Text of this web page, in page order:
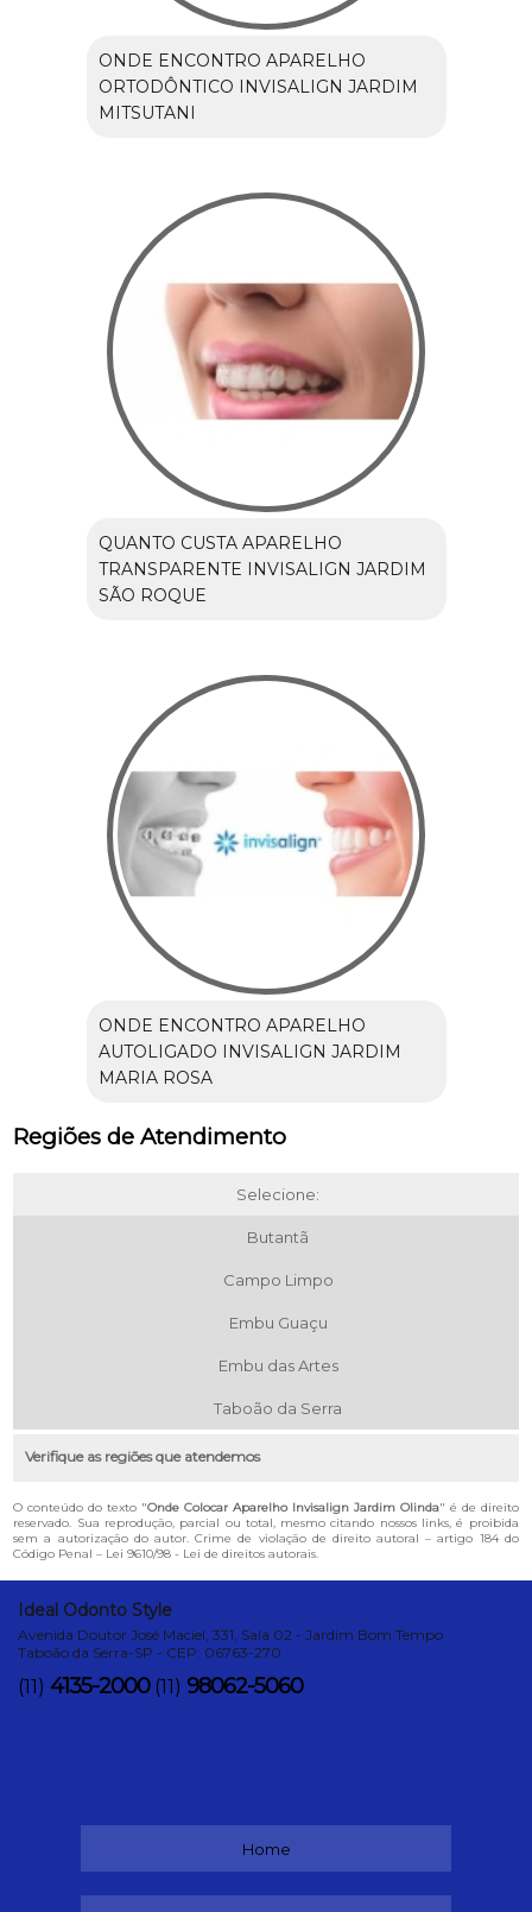
ONDE ENCONTRO APARELHO
ORTODÔNTICO INVISALIGN JARDIM
MITSUTANI
QUANTO CUSTA APARELHO
TRANSPARENTE INVISALIGN JARDIM
SÃO ROQUE
ONDE ENCONTRO APARELHO
AUTOLIGADO INVISALIGN JARDIM
MARIA ROSA
Regiões de Atendimento
Selecione:
Butantã
Campo Limpo
Embu Guaçu
Embu das Artes
Taboão da Serra
Verifique as regiões que atendemos
O conteúdo do texto "Onde Colocar Aparelho Invisalign Jardim Olinda" é de direito
reservado. Sua reprodução, parcial ou total, mesmo citando nossos links, é proibida
sem a autorização do autor. Crime de violação de direito autoral – artigo 184 do
Código Penal – Lei 9610/98 - Lei de direitos autorais
Ideal Odonto Style
Avenida Doutor José Maciel, 331, Sala 02 - Jardim Bom Tempo
Taboão da Serra-SP - CEP: 06763-270
(11) 4135-2000 (11) 98062-5060
Home